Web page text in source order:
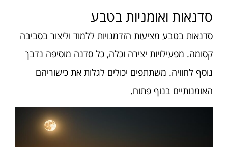
סדנאות ואומניות בטבע
סדנאות בטבע מציעות הזדמנויות ללמוד וליצור בסביבה
קסומה. מפעילויות יצירה וכלה, כל סדנה מוסיפה נדבך
נוסף לחוויה. משתתפים יכולים לגלות את כישוריהם
האומנותיים בנוף פתוח.